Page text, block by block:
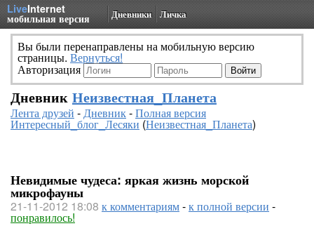
LiveInternet
мобильная версия Дневники Личка
Вы были перенаправлены на мобильную версию
страницы. Вернуться!
Авторизация
Дневник Неизвестная_Планета
Лента друзей -Дневник-Полная версия
Интересный_блог_Лесяки(Неизвестная_Планета)
Невидимые чудеса: яркая жизнь морской
микрофауны
21-11-2012 18:08 к комментариям-к полной версии -
понравилось!